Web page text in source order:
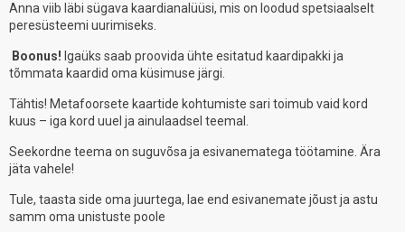
Anna viib läbi sügava kaardianalüüsi, mis on loodud spetsiaalselt
peresüsteemi uurimiseks.
Boonus! Igaüks saab proovida ühte esitatud kaardipakki ja
tõmmata kaardid oma küsimuse järgi.
Tähtis! Metafoorsete kaartide kohtumiste sari toimub vaid kord
kuus – iga kord uuel ja ainulaadsel teemal.
Seekordne teema on suguvõsa ja esivanematega töötamine. Ära
jäta vahele!
Tule, taasta side oma juurtega, lae end esivanemate jõust ja astu
samm oma unistuste poole